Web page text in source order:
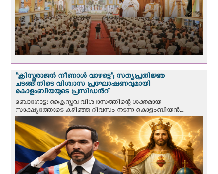
"ക്രിസ്തുരാജന്‍ നീണാള്‍ വാഴട്ടെ"; സത്യപ്രതിജ്ഞ
ചടങ്ങിനിടെ വിശ്വാസ പ്രഘോഷണവുമായി
കൊളംബിയയുടെ പ്രസിഡന്‍റ്
ബൊഗോട്ട: ക്രൈസ്തവ വിശ്വാസത്തിന്റെ ശക്തമായ
സാക്ഷ്യത്തോടെ കഴിഞ്ഞ ദിവസം നടന്ന കൊളംബിയന്‍...